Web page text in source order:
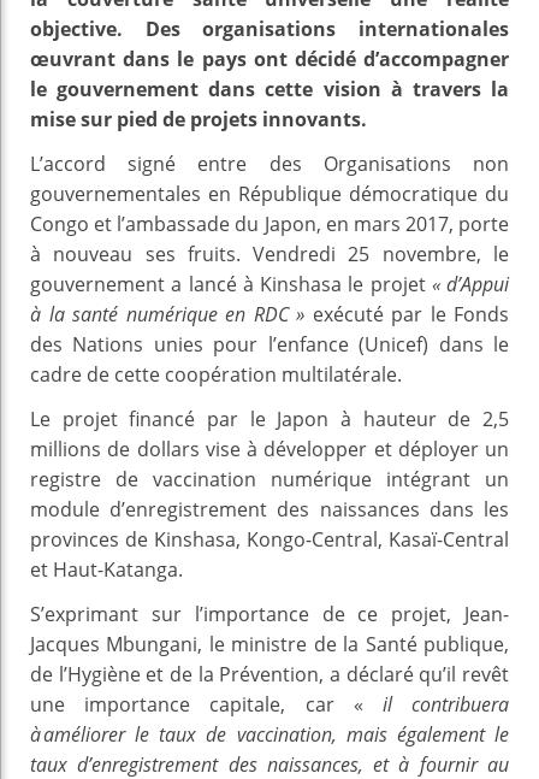
objective. Des organisations internationales
œuvrant dans le pays ont décidé d’accompagner
le gouvernement dans cette vision à travers la
mise sur pied de projets innovants.
L’accord signé entre des Organisations non
gouvernementales en République démocratique du
Congo et l’ambassade du Japon, en mars 2017, porte
à nouveau ses fruits. Vendredi 25 novembre, le
gouvernement a lancé à Kinshasa le projet « d’Appui
à la santé numérique en RDC » exécuté par le Fonds
des Nations unies pour l’enfance (Unicef) dans le
cadre de cette coopération multilatérale.
Le projet financé par le Japon à hauteur de 2,5
millions de dollars vise à développer et déployer un
registre de vaccination numérique intégrant un
module d’enregistrement des naissances dans les
provinces de Kinshasa, Kongo-Central, Kasaï-Central
et Haut-Katanga.
S’exprimant sur l’importance de ce projet, Jean-
Jacques Mbungani, le ministre de la Santé publique,
de l’Hygiène et de la Prévention, a déclaré qu’il revêt
une importance capitale, car
« il contribuera
à améliorer le taux de vaccination, mais également le
taux d’enregistrement des naissances, et à fournir au